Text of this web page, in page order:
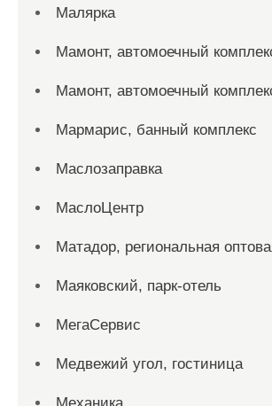
Малярка
Мамонт, автомоечный
Мамонт, автомоечный
Мармарис, банный комплекс
Маслозаправка
МаслоЦентр
Матадор, региональная
Маяковский, парк-отель
МегаСервис
Медвежий угол, гостиница